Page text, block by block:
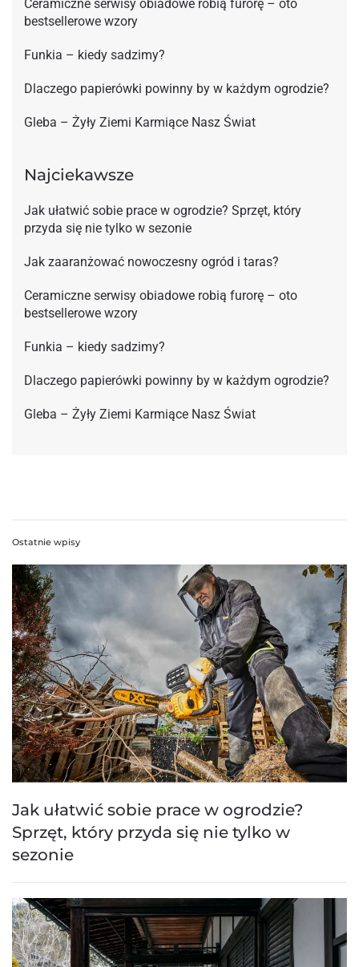
Ceramiczne serwisy obiadowe robią furorę – oto
bestsellerowe wzory
Funkia – kiedy sadzimy?
Dlaczego papierówki powinny by w każdym ogrodzie?
Gleba – Żyły Ziemi Karmiące Nasz Świat
Najciekawsze
Jak ułatwić sobie prace w ogrodzie? Sprzęt, który
przyda się nie tylko w sezonie
Jak zaaranżować nowoczesny ogród i taras?
Ceramiczne serwisy obiadowe robią furorę – oto
bestsellerowe wzory
Funkia – kiedy sadzimy?
Dlaczego papierówki powinny by w każdym ogrodzie?
Gleba – Żyły Ziemi Karmiące Nasz Świat
Ostatnie wpisy
Jak ułatwić sobie prace w ogrodzie?
Sprzęt, który przyda się nie tylko w
sezonie